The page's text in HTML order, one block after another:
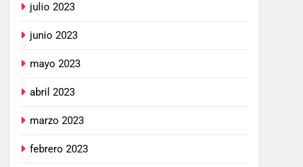
julio 2023
junio 2023
mayo 2023
abril 2023
marzo 2023
febrero 2023